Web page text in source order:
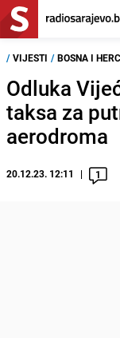
/ VIJESTI / BOSNA I
Odluka
taksa za
aerodroma
20.12.23. 12:11 1